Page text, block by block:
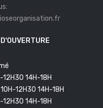
12H30 14H-18H
10H-12H30 14H-18H
12H30 14H-18H